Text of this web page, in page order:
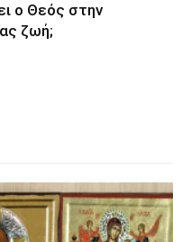
ο Θεός στην
ζωή;